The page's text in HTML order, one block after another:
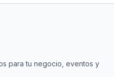
para tu negocio, eventos y